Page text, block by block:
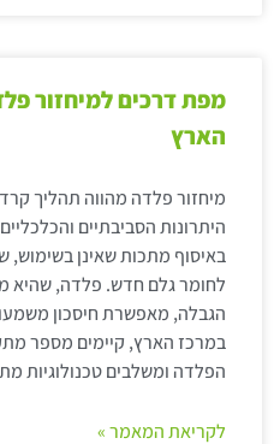
מפת דרכים למיחזור
הארץ
מיחזור פלדה מהווה תהליך
היתרונות הסביבתיים
באיסוף מתכות שאינן בשימוש,
לחומר גלם חדש. פלדה, שהיא
הגבלה, מאפשרת חיסכון
במרכז הארץ, קיימים מספר
הפלדה ומשלבים טכנולוגיות
לקריאת המאמר »